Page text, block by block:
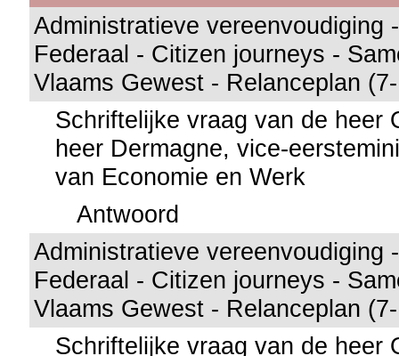
Administratieve vereenvoudiging
Federaal - Citizen journeys -
Vlaams Gewest - Relanceplan
Schriftelijke vraag van de heer
heer Dermagne, vice-
van Economie en Werk
Antwoord
Administratieve vereenvoudiging
Federaal - Citizen journeys -
Vlaams Gewest - Relanceplan
Schriftelijke vraag van de heer